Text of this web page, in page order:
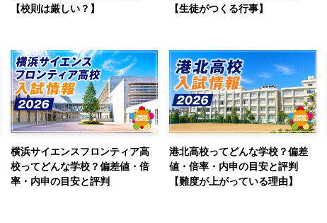
【校則は厳しい？】
【生徒がつくる行事】
横浜サイエンスフロンティア高
校ってどんな学校？偏差値・倍
率・内申の目安と評判
港北高校ってどんな学校？偏差
値・倍率・内申の目安と評判
【難度が上がっている理由】